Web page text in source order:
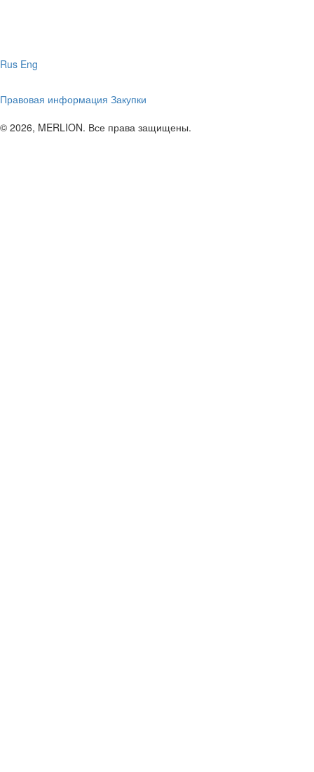
Rus Eng
Правовая информация Закупки
© 2026, MERLION. Все права защищены.